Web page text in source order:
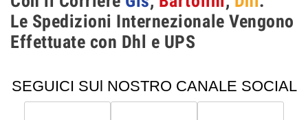
Le Spedizioni Internezionale Vengono
Effettuate con Dhl e UPS
SEGUICI SUl NOSTRO CANALE SOCIAL